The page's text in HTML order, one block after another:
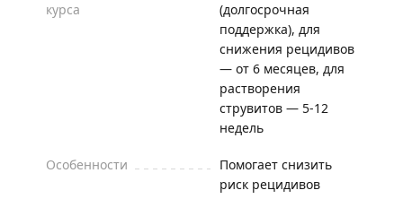
курса
(долгосрочная
поддержка), для
снижения рецидивов
— от 6 месяцев, для
растворения
струвитов — 5-12
недель
Особенности
Помогает снизить
риск рецидивов